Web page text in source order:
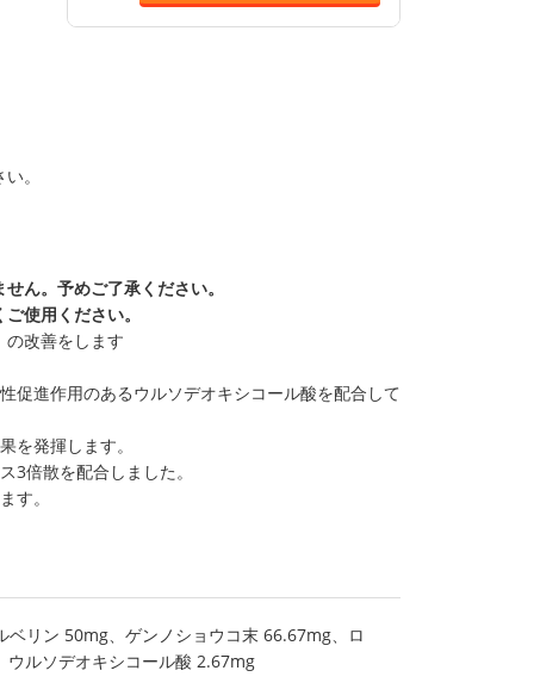
。
ん。予めご了承ください。
使用ください。
改善をします
促進作用のあるウルソデオキシコール酸を配合して
を発揮します。
3倍散を配合しました。
す。
ベリン 50mg、ゲンノショウコ末 66.67mg、ロ
ルソデオキシコール酸 2.67mg